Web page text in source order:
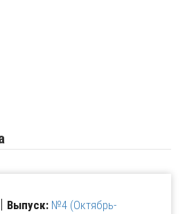
Выпуск: №4 (Октябрь-